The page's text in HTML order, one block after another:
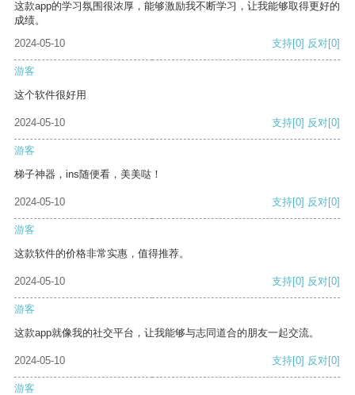
这款app的学习氛围很浓厚，能够激励我不断学习，让我能够取得更好的
成绩。
2024-05-10
支持[0] 反对[0]
游客
这个软件很好用
2024-05-10 支持[0] 反对[0]
游客
梯子神器，ins随便看，美美哒！
2024-05-10 支持[0] 反对[0]
游客
这款软件的价格非常实惠，值得推荐。
2024-05-10 支持[0] 反对[0]
游客
这款app就像我的社交平台，让我能够与志同道合的朋友一起交流。
2024-05-10 支持[0] 反对[0]
游客